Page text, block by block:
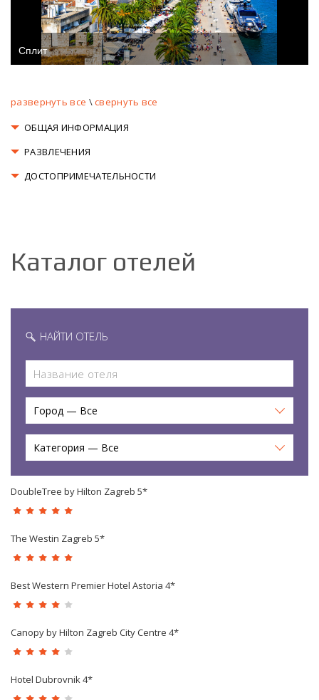
Сплит
развернуть все \свернуть все
ОБЩАЯ ИНФОРМАЦИЯ
РАЗВЛЕЧЕНИЯ
ДОСТОПРИМЕЧАТЕЛЬНОСТИ
Каталог отелей
НАЙТИ ОТЕЛЬ
Город — Все
Категория — Все
DoubleTree by Hilton Zagreb 5*
The Westin Zagreb 5*
Best Western Premier Hotel Astoria 4*
Canopy by Hilton Zagreb City Centre 4*
Hotel Dubrovnik 4*